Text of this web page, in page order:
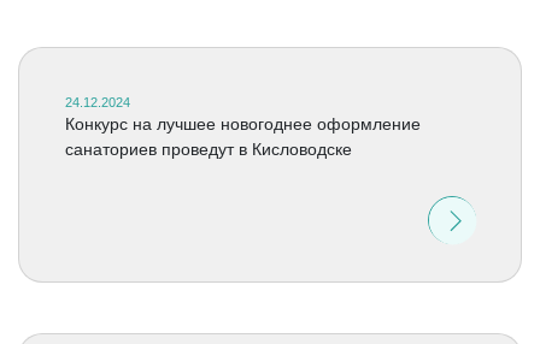
24.12.2024
Конкурс на лучшее новогоднее оформление
санаториев проведут в Кисловодске